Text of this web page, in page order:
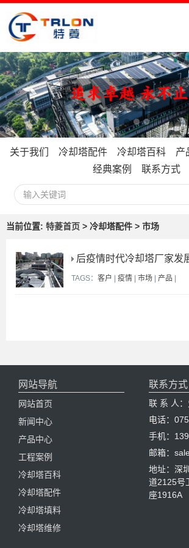
关于我们 冷却塔配件 冷却塔百科 产
经典案例
联系方式
当前位置: 特菱首页 > 冷却塔配件 > 市场
后疫情时代冷却塔厂家发
TAGS： 客户 | 疫情 | 市场 | 产品 |
网站导航
网站首页
新闻中心
产品中心
工程案例
冷却塔百科
冷却塔配件
冷却塔填料
冷却塔维修
联系方式
联 系 人
电话：
手机：
邮箱：
地址：深
道2125号
座1916A